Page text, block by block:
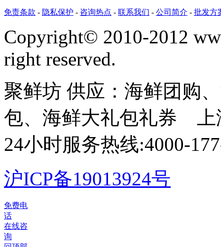
免责条款 - 隐私保护 - 咨询热点 - 联系我们 - 公司简介 - 批发方
Copyright© 2010-2012
right reserved.
聚鲜坊 供应：海鲜团购
包、海鲜大礼包礼券 上
24小时服务热线:4000-
沪ICP备19013924号
©
2012-
2026
聚
鲜
免费电
话
在线咨
询